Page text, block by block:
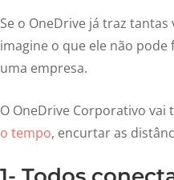
Se o OneDrive já traz tantas
imagine o que ele não
uma empresa.
O OneDrive Corporativo vai
o tempo, encurtar as